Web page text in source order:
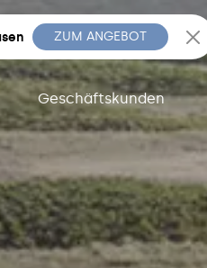
ZUM ANGEBOT
Geschäftskunden